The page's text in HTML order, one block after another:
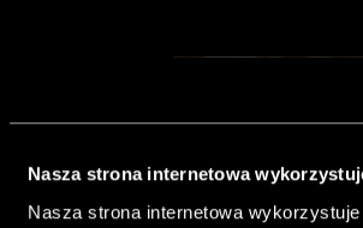
Nasza strona internetowa
Nasza strona internetowa